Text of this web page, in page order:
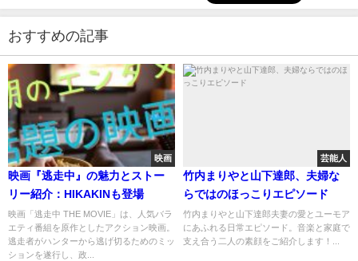
おすすめの記事
映画
映画『逃走中』の魅力とストー
リー紹介：HIKAKINも登場
映画「逃走中 THE MOVIE」は、人気バラ
エティ番組を原作としたアクション映画。
逃走者がハンターから逃げ切るためのミッ
ションを遂行し、政...
芸能人
竹内まりやと山下達郎、夫婦な
らではのほっこりエピソード
竹内まりやと山下達郎夫妻の愛とユーモア
にあふれる日常エピソード。音楽と家庭で
支え合う二人の素顔をご紹介します！...